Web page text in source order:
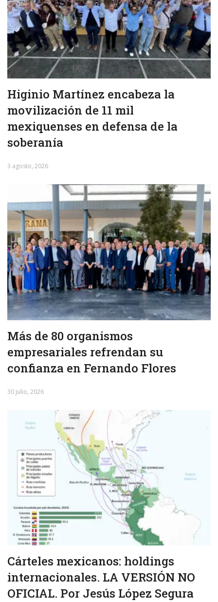
Higinio Martínez encabeza la
movilización de 11 mil
mexiquenses en defensa de la
soberanía
3 agosto, 2026
Más de 80 organismos
empresariales refrendan su
confianza en Fernando Flores
30 julio, 2026
Cárteles mexicanos: holdings
internacionales. LA VERSIÓN NO
OFICIAL. Por Jesús López Segura